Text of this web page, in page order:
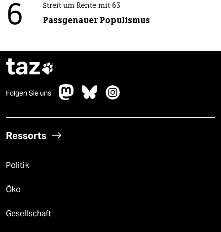
6 Streit um Rente mit 63
Passgenauer Populismus
taz
Folgen Sie uns
Ressorts
Politik
Öko
Gesellschaft